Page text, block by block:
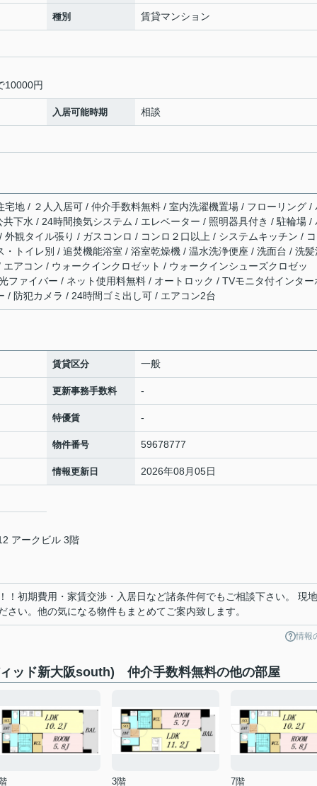
種別 賃貸マンション
10000円
入居可能時期 相談
地 / ２人入居可 / 仲介手数料無料 / 室内洗濯機置場 / フローリング /
下水 / 24時間換気システム / エレベーター / 照明器具付き / 駐輪場 /
観タイル張り / ガスコンロ / コンロ２口以上 / システムキッチン /
トイレ別 / 追焚機能浴室 / 浴室乾燥機 / 温水洗浄便座 / 洗面台 / 洗髪
アコン / ウォークインクロゼット / ウォークインシューズクロゼッ
ファイバー / ネット使用料無料 / オートロック / TVモニタ付インター
/ 防犯カメラ / 24時間ゴミ出し可 / エアコン2台
賃貸区分 一般
更新事務手数料 -
特優賃 -
物件番号 59678777
情報更新日 2026年08月05日
アークビル 3階
！初期費用・家賃交渉・入居日など諸条件何でもご相談下さい。 現
さい。他の気になる物件もまとめてご案内致します。
情報
ッド新大阪south) 仲介手数料無料の他の部屋
3階 7階